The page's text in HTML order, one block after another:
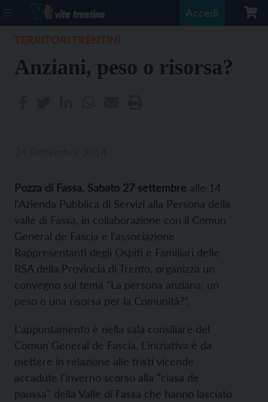
Accedi
Anziani, peso o risorsa?
Pozza di Fassa. Sabato 27 settembre alle 14
l'Azienda Pubblica di Servizi alla Persona della
valle di Fassa, in collaborazione con il Comun
General de Fascia e l'associazione
Rappresentanti degli Ospiti e Familiari delle
RSA della Provincia di Trento, organizza un
convegno sul tema “La persona anziana: un
peso o una risorsa per la Comunità?”.
L'appuntamento è nella sala consiliare del
Comun General de Fascia. L'iniziativa è da
mettere in relazione alle tristi vicende
accadute l'inverno scorso alla "ciasa de
paussa" della Valle di Fassa che hanno lasciato